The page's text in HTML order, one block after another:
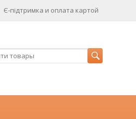
Є-підтримка и оплата картой